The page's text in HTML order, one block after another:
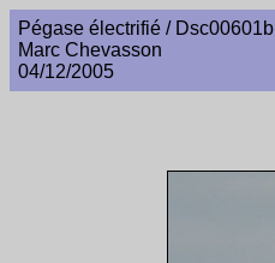
Pégase électrifié / Dsc00601b
Marc Chevasson
04/12/2005